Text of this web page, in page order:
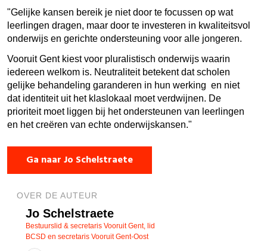
"Gelijke kansen bereik je niet door te focussen op wat
leerlingen dragen, maar door te investeren in kwaliteitsvol
onderwijs en gerichte ondersteuning voor alle jongeren.
Vooruit Gent kiest voor pluralistisch onderwijs waarin
iedereen welkom is. Neutraliteit betekent dat scholen
gelijke behandeling garanderen in hun werking en niet
dat identiteit uit het klaslokaal moet verdwijnen. De
prioriteit moet liggen bij het ondersteunen van leerlingen
en het creëren van echte onderwijskansen."
Ga naar Jo Schelstraete
OVER DE AUTEUR
Jo Schelstraete
Bestuurslid & secretaris Vooruit Gent, lid
BCSD en secretaris Vooruit Gent-Oost